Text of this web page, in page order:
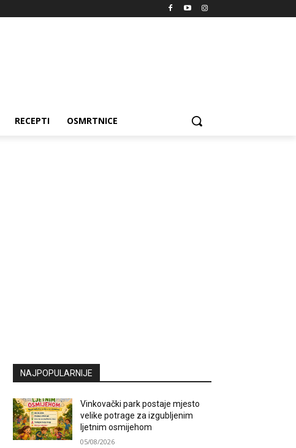
RECEPTI OSMRTNICE
NAJPOPULARNIJE
Vinkovački park postaje mjesto
velike potrage za izgubljenim
ljetnim osmijehom
05/08/2026